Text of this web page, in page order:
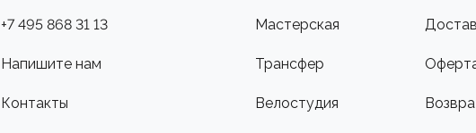
+7 495 868 31 13
Напишите нам
Контакты
Мастерская
Трансфер
Велостудия